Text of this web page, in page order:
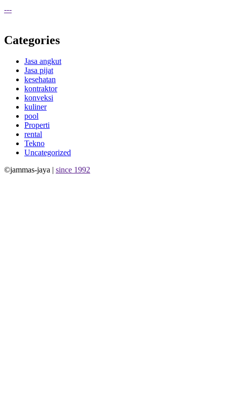
---
Categories
Jasa angkut
Jasa pijat
kesehatan
kontraktor
konveksi
kuliner
pool
Properti
rental
Tekno
Uncategorized
©jammas-jaya | since 1992